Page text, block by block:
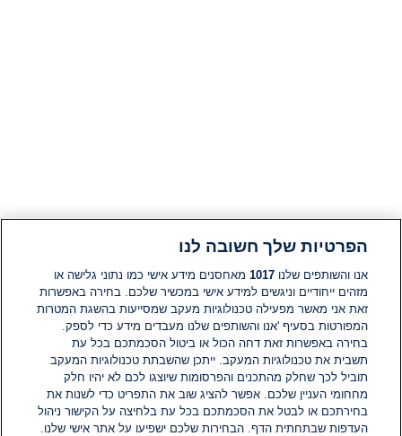
הפרטיות שלך חשובה לנו
אנו והשותפים שלנו1017 מאחסנים מידע אישי כמו נתוני גלישה או
מזהים ייחודיים וניגשים למידע אישי במכשיר שלכם. בחירה באפשרות
זאת אני מאשר מפעילה טכנולוגיות מעקב שמסייעות בהשגת המטרות
המפורטות בסעיף 'אנו והשותפים שלנו מעבדים מידע כדי לספק.
בחירה באפשרות זאת דחה הכול או ביטול הסכמתכם בכל עת
תשבית את טכנולוגיות המעקב. ייתכן שהשבתת טכנולוגיות המעקב
תוביל לכך שחלק מהתכנים והפרסומות שיוצגו לכם לא יהיו חלק
מחחומי העניין שלכם. אפשר להציג שוב את התפריט כדי לשנות את
בחירתכם או לבטל את הסכמתכם בכל עת בלחיצה על הקישור ניהול
העדפות שבתחתית הדף. הבחירות שלכם ישפיעו על אתר אישי שלנו.